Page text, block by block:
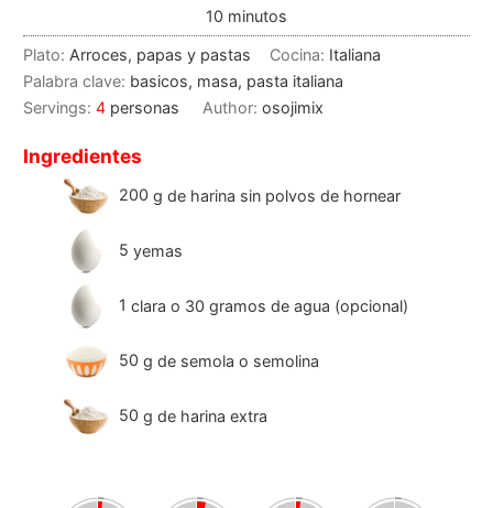
10 minutos
Plato: Arroces, papas y pastas Cocina: Italiana
Palabra clave: basicos, masa, pasta italiana
Servings: 4 personas Author:osojimix
Ingredientes
200 g de harina sin polvos de hornear
5 yemas
1 clara o 30 gramos de agua (opcional)
50 g de semola o semolina
50 g de harina extra